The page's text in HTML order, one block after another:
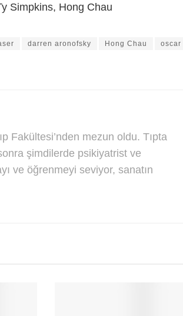
Simpkins, Hong Chau
darren aronofsky Hong Chau oscar
Fakültesi’nden mezun oldu. Tıpta
şimdilerde psikiyatrist ve
ve öğrenmeyi seviyor, sanatın